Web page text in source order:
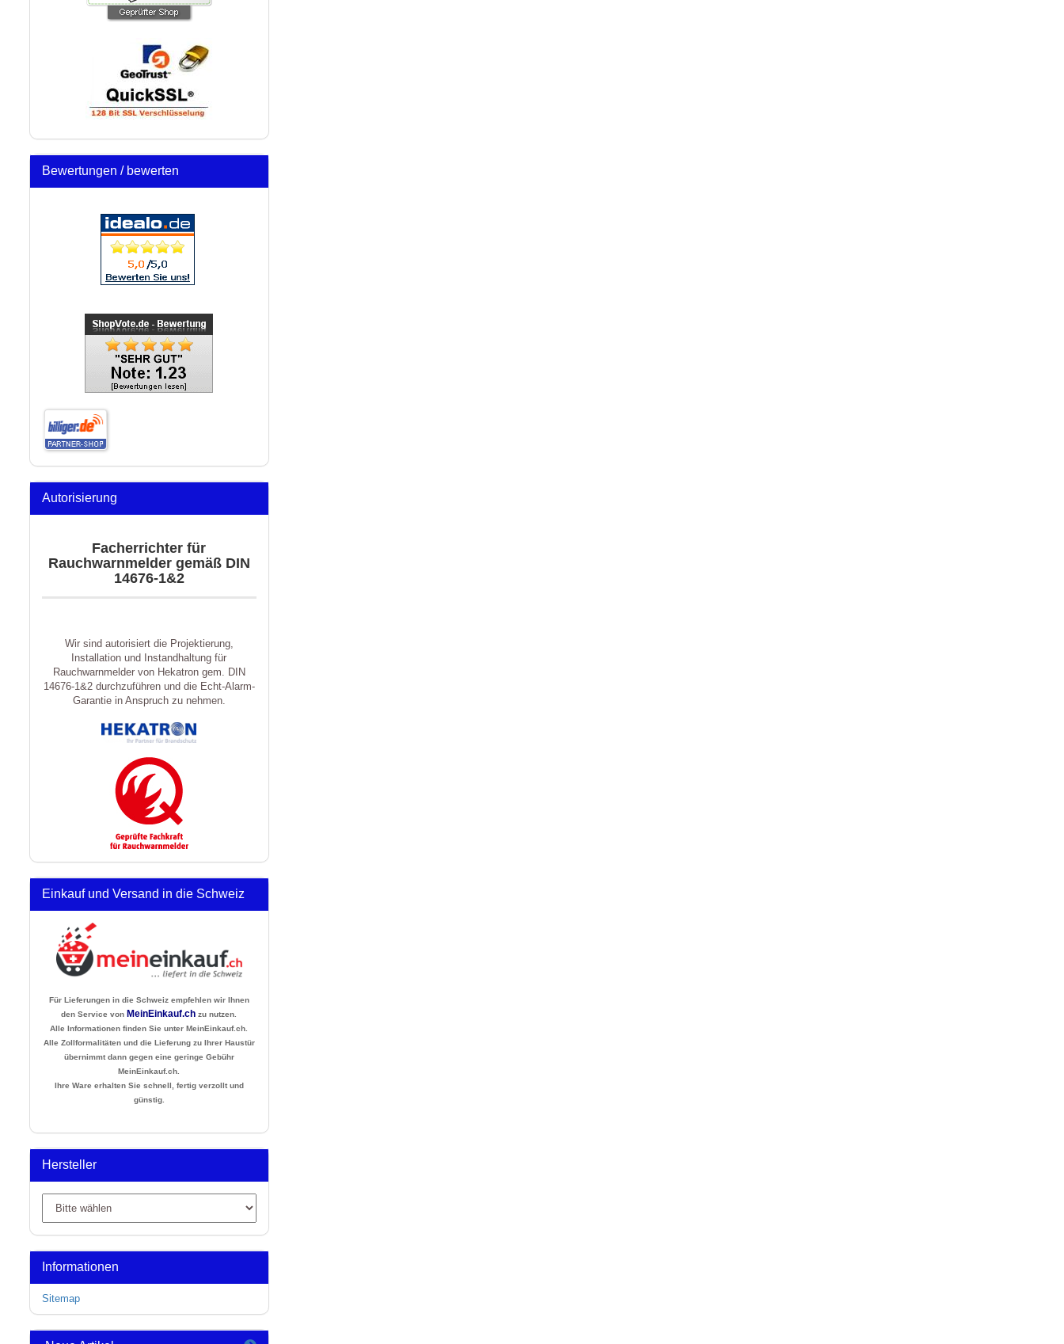
Bewertungen / bewerten
Autorisierung
Facherrichter für
Rauchwarnmelder gemäß DIN
14676-1&2
Wir sind autorisiert die Projektierung,
Installation und Instandhaltung für
Rauchwarnmelder von Hekatron gem. DIN
14676-1&2 durchzuführen und die Echt-Alarm-
Garantie in Anspruch zu nehmen.
Einkauf und Versand in die Schweiz
Für Lieferungen in die Schweiz empfehlen wir Ihnen
den Service von MeinEinkauf.ch zu nutzen.
Alle Informationen finden Sie unter MeinEinkauf.ch.
Alle Zollformalitäten und die Lieferung zu Ihrer Haustür
übernimmt dann gegen eine geringe Gebühr
MeinEinkauf.ch.
Ihre Ware erhalten Sie schnell, fertig verzollt und
günstig.
Hersteller
Informationen
Sitemap